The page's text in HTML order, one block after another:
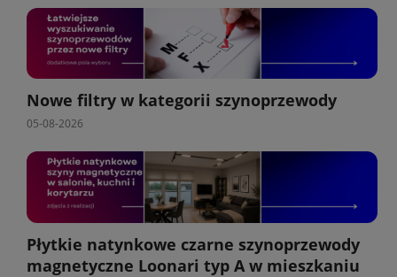
Nowe filtry w kategorii szynoprzewody
05-08-2026
Płytkie natynkowe czarne szynoprzewody
magnetyczne Loonari typ A w mieszkaniu